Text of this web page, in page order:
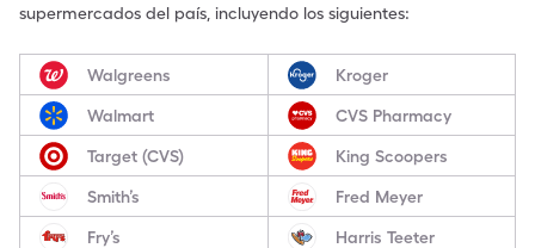
supermercados del país, incluyendo los siguientes:
Walgreens Kroger
Walmart CVS Pharmacy
Target (CVS) King Scoopers
Smith’s Fred Meyer
Fry’s Harris Teeter